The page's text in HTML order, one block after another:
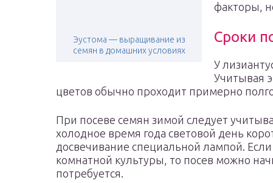
Эустома — выращивание из
семян в домашних условиях
факторы,
Сроки
У
Учитывая
цветов обычно проходит примерно
При посеве семян зимой следует
холодное время года световой день
досвечивание специальной лампой.
комнатной культуры, то посев можно
потребуется.